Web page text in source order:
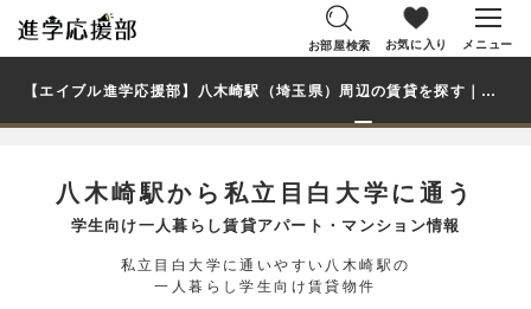
お部屋検索 お気に入り メニュー
【エイブル進学応援部】八木崎駅（埼玉県）周辺の賃貸を探す｜私立目白大学学生・大学生の一人暮らし向け賃貸マンション・アパート
八木崎駅から私立目白大学に通う
学生向け一人暮らし賃貸アパート・マンション情報
私立目白大学に通いやすい八木崎駅の
一人暮らし学生向け賃貸物件